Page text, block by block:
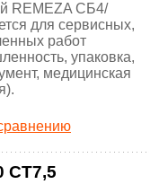
REMEZA СБ4/
для сервисных,
работ
упаковка,
медицинская
CT7,5